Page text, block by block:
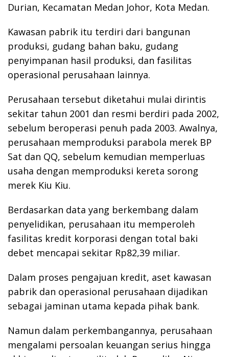
Durian, Kecamatan Medan Johor, Kota Medan.
Kawasan pabrik itu terdiri dari bangunan
produksi, gudang bahan baku, gudang
penyimpanan hasil produksi, dan fasilitas
operasional perusahaan lainnya.
Perusahaan tersebut diketahui mulai dirintis
sekitar tahun 2001 dan resmi berdiri pada 2002,
sebelum beroperasi penuh pada 2003. Awalnya,
perusahaan memproduksi parabola merek BP
Sat dan QQ, sebelum kemudian memperluas
usaha dengan memproduksi kereta sorong
merek Kiu Kiu.
Berdasarkan data yang berkembang dalam
penyelidikan, perusahaan itu memperoleh
fasilitas kredit korporasi dengan total baki
debet mencapai sekitar Rp82,39 miliar.
Dalam proses pengajuan kredit, aset kawasan
pabrik dan operasional perusahaan dijadikan
sebagai jaminan utama kepada pihak bank.
Namun dalam perkembangannya, perusahaan
mengalami persoalan keuangan serius hingga